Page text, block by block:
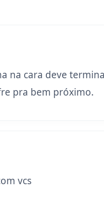
na cara deve
pra bem próximo.
vcs